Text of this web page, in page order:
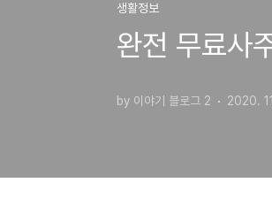
생활정보
완전 무료사
by 이야기 블로그 2 2020.